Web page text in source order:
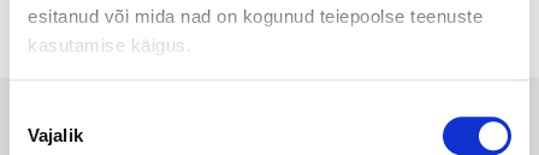
esitanud või mida nad on kogunud teiepoolse teenuste
kasutamise käigus.
valik
Vajalik
policy|Cookie Policy
SONARO